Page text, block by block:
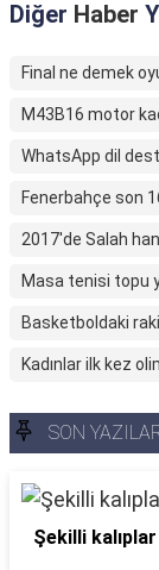
Diğer Haber
Final ne demek
M43B16 motor
WhatsApp dil
Fenerbahçe son
2017'de Salah
Masa tenisi topu
Basketboldaki
Kadınlar ilk kez
SON
Şekilli